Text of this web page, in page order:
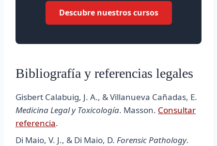
Descubre nuestros cursos
Bibliografía y referencias legales
Gisbert Calabuig, J. A., & Villanueva Cañadas, E.
Medicina Legal y Toxicología. Masson. Consultar
referencia.
Di Maio, V. J., & Di Maio, D. Forensic Pathology.